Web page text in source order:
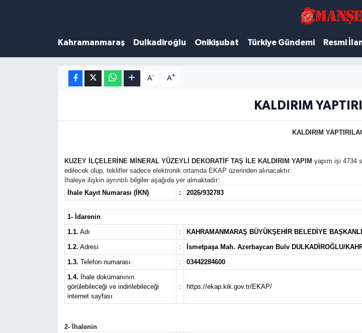
Kahramanmaraş Dulkadiroğlu Onikişubat Türkiye Gündemi Resmi
A- A+
KALDIRIM
KALDIRIM
KUZEY İLÇELERİNE MİNERAL YÜZEYLİ DEKORATİF TAŞ İLE KALDIRIM YAPIM yapım işi 4734
edilecek olup, teklifler sadece elektronik ortamda EKAP üzerinden alınacaktır.
İhaleye ilişkin ayrıntılı bilgiler aşağıda yer almaktadır:
İhale Kayıt Numarası (İKN)
: 2026/932783
1- İdarenin
1.1. Adı :
KAHRAMANMARAŞ BÜYÜKŞEHİR BELEDİYE
1.2. Adresi :
İsmetpaşa Mah. Azerbaycan Bulv DULKADİROĞLU/
1.3. Telefon numarası :
03442284600
1.4. İhale dokümanının
görülebileceği ve indirilebileceği
internet sayfası
: https://ekap.kik.gov.tr/EKAP/
2- İhalenin
KAHRAMANMARAŞ
Kahramanmaraş Nöbetçi Eczaneler
Kahramanmaraş Trafik Yoğunluk Haritası
Son Dakika Haberleri
Haber Arşivi